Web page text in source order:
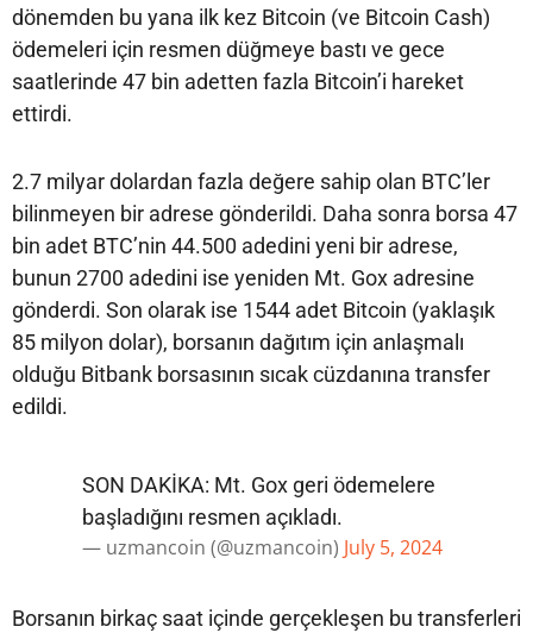
dönemden bu yana ilk kez Bitcoin (ve Bitcoin Cash)
ödemeleri için resmen düğmeye bastı ve gece
saatlerinde 47 bin adetten fazla Bitcoin’i hareket
ettirdi.
2.7 milyar dolardan fazla değere sahip olan BTC’ler
bilinmeyen bir adrese gönderildi. Daha sonra borsa 47
bin adet BTC’nin 44.500 adedini yeni bir adrese,
bunun 2700 adedini ise yeniden Mt. Gox adresine
gönderdi. Son olarak ise 1544 adet Bitcoin (yaklaşık
85 milyon dolar), borsanın dağıtım için anlaşmalı
olduğu Bitbank borsasının sıcak cüzdanına transfer
edildi.
SON DAKİKA: Mt. Gox geri ödemelere
başladığını resmen açıkladı.
— uzmancoin (@uzmancoin) July 5, 2024
Borsanın birkaç saat içinde gerçekleşen bu transferleri